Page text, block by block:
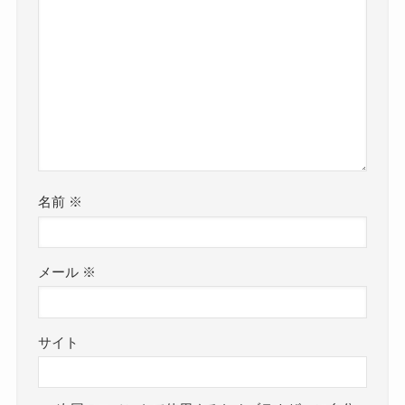
名前 ※
メール ※
サイト